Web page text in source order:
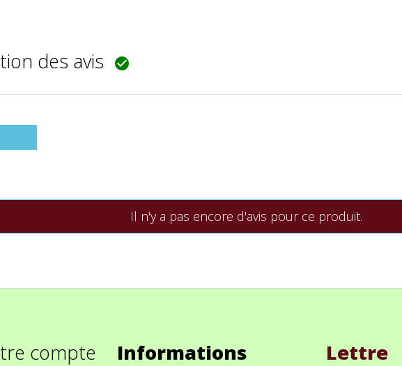
des avis 
Il n'y a pas encore d'avis pour ce produit.
compte Informations
Lettre